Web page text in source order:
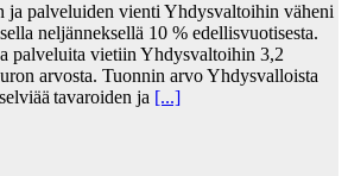
ja palveluiden vienti Yhdysvaltoihin väheni
neljänneksellä 10 % edellisvuotisesta.
palveluita vietiin Yhdysvaltoihin 3,2
arvosta. Tuonnin arvo Yhdysvalloista
tavaroiden ja [...]